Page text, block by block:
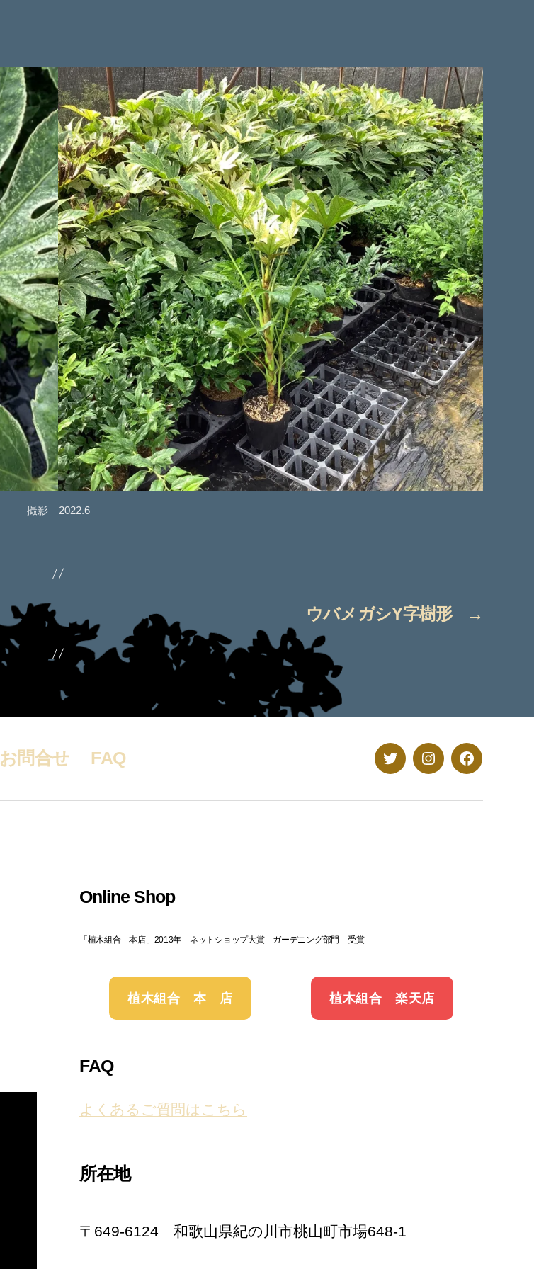
撮影 2022.6
→
ウバメガシY字樹形
お問合せ FAQ TwitterInstagramFacebook
Online Shop
「植木組合 本店」2013年 ネットショップ大賞 ガーデニング部門 受賞
植木組合 本 店 植木組合 楽天店
FAQ
よくあるご質問はこちら
所在地
〒649-6124 和歌山県紀の川市桃山町市場648-1